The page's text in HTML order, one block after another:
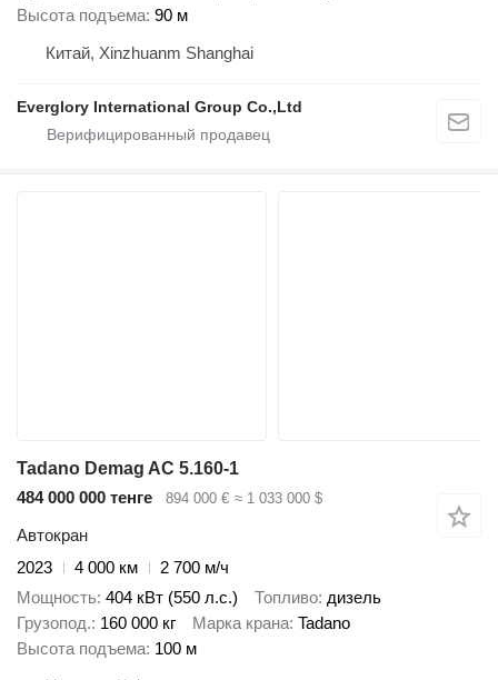
Высота подъема 90 м
Китай, Xinzhuanm Shanghai
Everglory International Group Co.,Ltd
Tadano Demag AC 5.160-1
484 000 000 тенге
894 000 € ≈ 1 033 000 $
Автокран
2023
4 000 км
2 700 м/ч
Мощность 404 кВт (550 л.с.) Топливо дизель
Грузопод. 160 000 кг Марка крана Tadano
Высота подъема 100 м